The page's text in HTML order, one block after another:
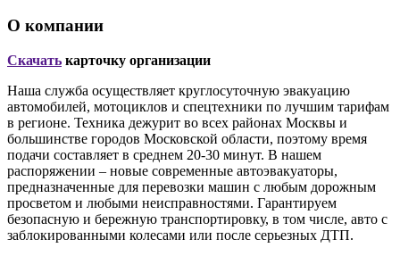
О компании
Скачать карточку организации
Наша служба осуществляет круглосуточную эвакуацию
автомобилей, мотоциклов и спецтехники по лучшим тарифам
в регионе. Техника дежурит во всех районах Москвы и
большинстве городов Московской области, поэтому время
подачи составляет в среднем 20-30 минут. В нашем
распоряжении – новые современные автоэвакуаторы,
предназначенные для перевозки машин с любым дорожным
просветом и любыми неисправностями. Гарантируем
безопасную и бережную транспортировку, в том числе, авто с
заблокированными колесами или после серьезных ДТП.